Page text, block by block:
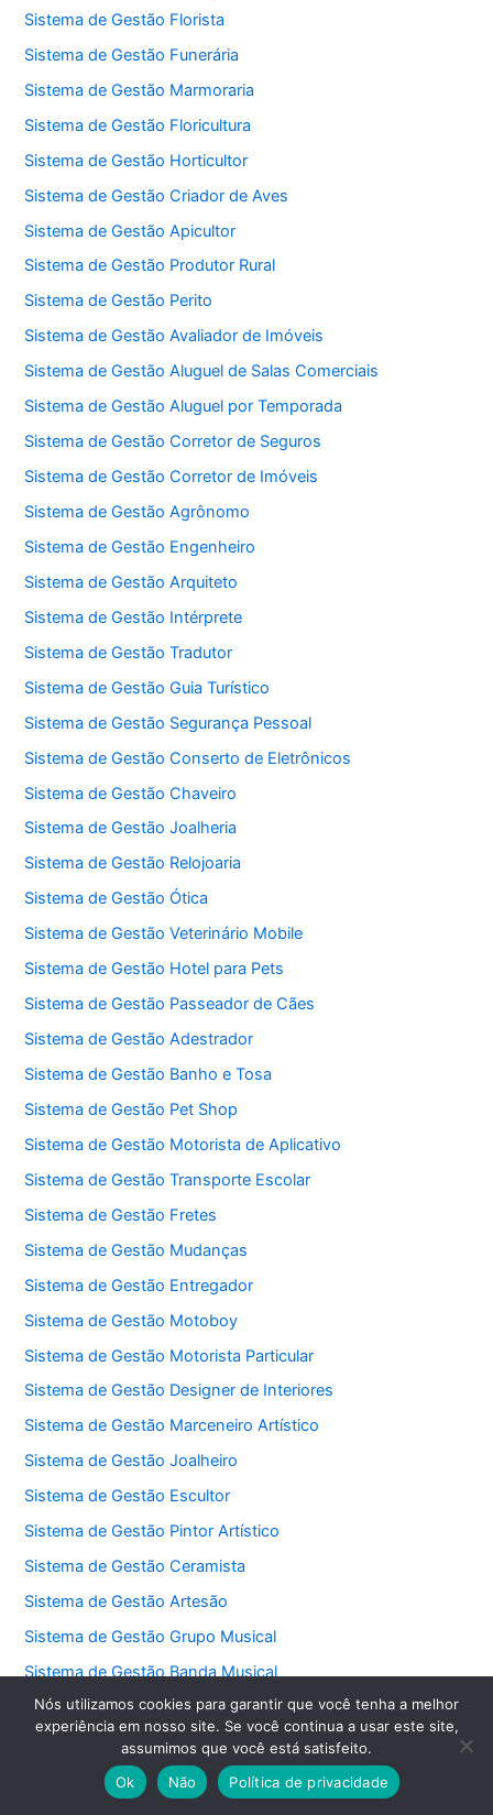
Sistema de Gestão Florista
Sistema de Gestão Funerária
Sistema de Gestão Marmoraria
Sistema de Gestão Floricultura
Sistema de Gestão Horticultor
Sistema de Gestão Criador de Aves
Sistema de Gestão Apicultor
Sistema de Gestão Produtor Rural
Sistema de Gestão Perito
Sistema de Gestão Avaliador de Imóveis
Sistema de Gestão Aluguel de Salas Comerciais
Sistema de Gestão Aluguel por Temporada
Sistema de Gestão Corretor de Seguros
Sistema de Gestão Corretor de Imóveis
Sistema de Gestão Agrônomo
Sistema de Gestão Engenheiro
Sistema de Gestão Arquiteto
Sistema de Gestão Intérprete
Sistema de Gestão Tradutor
Sistema de Gestão Guia Turístico
Sistema de Gestão Segurança Pessoal
Sistema de Gestão Conserto de Eletrônicos
Sistema de Gestão Chaveiro
Sistema de Gestão Joalheria
Sistema de Gestão Relojoaria
Sistema de Gestão Ótica
Sistema de Gestão Veterinário Mobile
Sistema de Gestão Hotel para Pets
Sistema de Gestão Passeador de Cães
Sistema de Gestão Adestrador
Sistema de Gestão Banho e Tosa
Sistema de Gestão Pet Shop
Sistema de Gestão Motorista de Aplicativo
Sistema de Gestão Transporte Escolar
Sistema de Gestão Fretes
Sistema de Gestão Mudanças
Sistema de Gestão Entregador
Sistema de Gestão Motoboy
Sistema de Gestão Motorista Particular
Sistema de Gestão Designer de Interiores
Sistema de Gestão Marceneiro Artístico
Sistema de Gestão Joalheiro
Sistema de Gestão Escultor
Sistema de Gestão Pintor Artístico
Sistema de Gestão Ceramista
Sistema de Gestão Artesão
Sistema de Gestão Grupo Musical
Sistema de Gestão Banda Musical
Sistema de Gestão Jardinagem Decorativa
Sistema de Gestão Animador de Festas
Sistema de Gestão Aluguel de Brinquedos
Nós utilizamos cookies para garantir que você tenha a melhor
experiência em nosso site. Se você continua a usar este site,
assumimos que você está satisfeito.
Ok
Não Política de privacidade